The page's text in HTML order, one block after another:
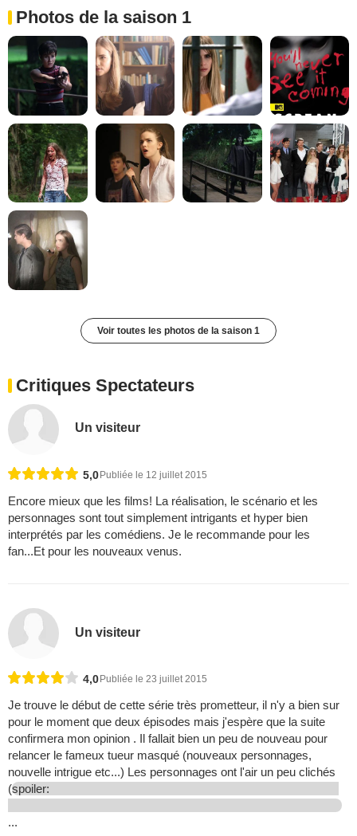
Photos de la saison 1
Voir toutes les photos de la saison 1
Critiques Spectateurs
Un visiteur
5,0 Publiée le 12 juillet 2015
Encore mieux que les films! La réalisation, le scénario et les
personnages sont tout simplement intrigants et hyper bien
interprétés par les comédiens. Je le recommande pour les
fan...Et pour les nouveaux venus.
Un visiteur
4,0 Publiée le 23 juillet 2015
Je trouve le début de cette série très prometteur, il n'y a bien sur
pour le moment que deux épisodes mais j'espère que la suite
confirmera mon opinion . Il fallait bien un peu de nouveau pour
relancer le fameux tueur masqué (nouveaux personnages,
nouvelle intrigue etc...) Les personnages ont l'air un peu clichés
(spoiler:
...